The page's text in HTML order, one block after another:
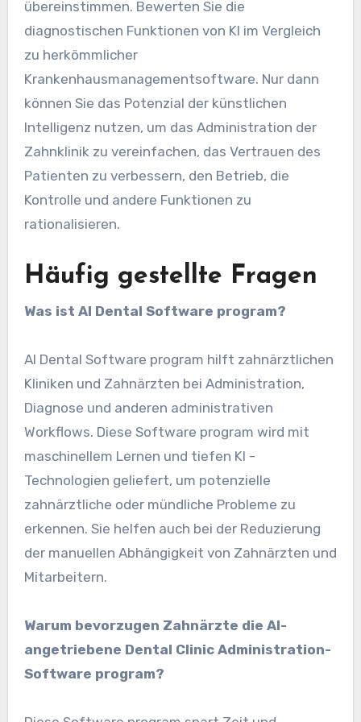
übereinstimmen. Bewerten Sie die
diagnostischen Funktionen von KI im Vergleich
zu herkömmlicher
Krankenhausmanagementsoftware. Nur dann
können Sie das Potenzial der künstlichen
Intelligenz nutzen, um das Administration der
Zahnklinik zu vereinfachen, das Vertrauen des
Patienten zu verbessern, den Betrieb, die
Kontrolle und andere Funktionen zu
rationalisieren.
Häufig gestellte Fragen
Was ist AI Dental Software program?
AI Dental Software program hilft zahnärztlichen
Kliniken und Zahnärzten bei Administration,
Diagnose und anderen administrativen
Workflows. Diese Software program wird mit
maschinellem Lernen und tiefen KI -
Technologien geliefert, um potenzielle
zahnärztliche oder mündliche Probleme zu
erkennen. Sie helfen auch bei der Reduzierung
der manuellen Abhängigkeit von Zahnärzten und
Mitarbeitern.
Warum bevorzugen Zahnärzte die AI-
angetriebene Dental Clinic Administration-
Software program?